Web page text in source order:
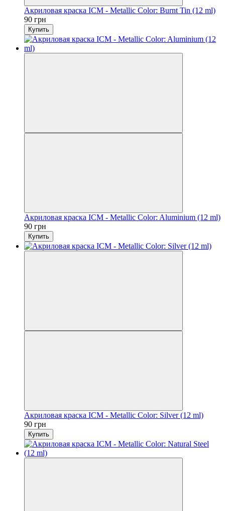
Акриловая краска ICM - Metallic Color: Burnt Tin (12 ml)
90 грн
Купить
Акриловая краска ICM - Metallic Color: Aluminium (12 ml)
90 грн
Купить
Акриловая краска ICM - Metallic Color: Silver (12 ml)
90 грн
Купить